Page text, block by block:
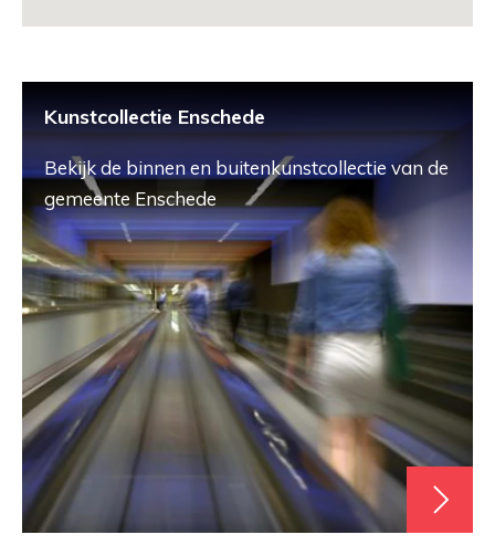
Kunstcollectie Enschede
Bekijk de binnen en buitenkunstcollectie van de
gemeente Enschede